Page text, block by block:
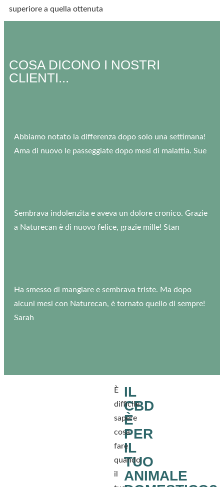
superiore a quella ottenuta
COSA DICONO I NOSTRI
CLIENTI...
Abbiamo notato la differenza dopo solo una settimana!
Ama di nuovo le passeggiate dopo mesi di malattia. Sue
Sembrava indolenzita e aveva un dolore cronico. Grazie
a Naturecan è di nuovo felice, grazie mille! Stan
Ha smesso di mangiare e sembrava triste. Ma dopo
alcuni mesi con Naturecan, è tornato quello di sempre!
Sarah
IL
CBD
È
PER
IL
TUO
ANIMALE
È
difficile
sapere
cosa
fare
quando
il